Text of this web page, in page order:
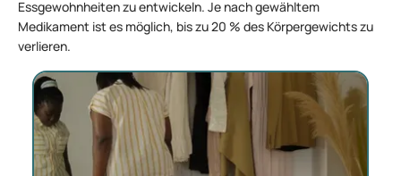
Essgewohnheiten zu entwickeln. Je nach gewähltem
Medikament ist es möglich, bis zu 20 % des Körpergewichts zu
verlieren.